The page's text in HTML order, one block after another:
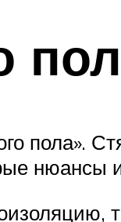
пола».
нюансы